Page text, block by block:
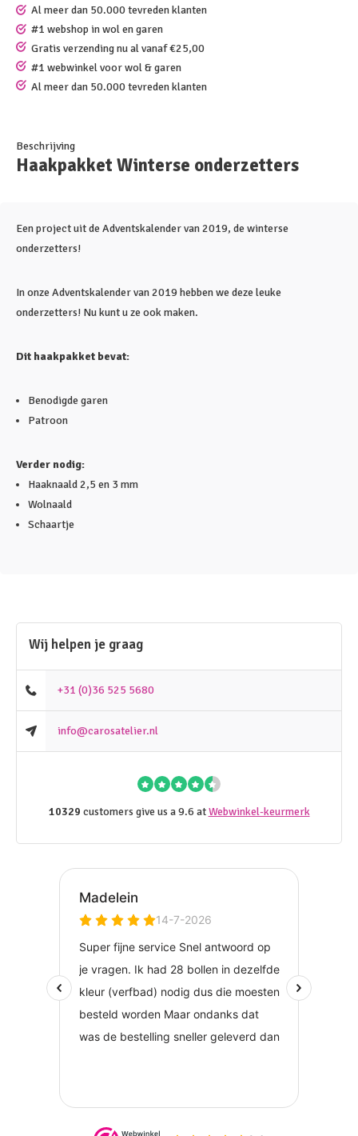
Al meer dan 50.000 tevreden klanten
#1 webshop in wol en garen
Gratis verzending nu al vanaf €25,00
#1 webwinkel voor wol & garen
Al meer dan 50.000 tevreden klanten
Beschrijving
Haakpakket Winterse onderzetters
Een project uit de Adventskalender van 2019, de winterse
onderzetters!
In onze Adventskalender van 2019 hebben we deze leuke
onderzetters! Nu kunt u ze ook maken.
Dit haakpakket bevat:
Benodigde garen
Patroon
Verder nodig:
Haaknaald 2,5 en 3 mm
Wolnaald
Schaartje
Wij helpen je graag
+31 (0)36 525 5680
info@carosatelier.nl
10329 customers give us a 9.6 atWebwinkel-keurmerk